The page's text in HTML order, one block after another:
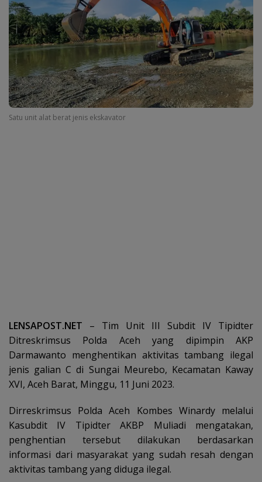
Satu unit alat berat jenis ekskavator
LENSAPOST.NET – Tim Unit III Subdit IV Tipidter
Ditreskrimsus Polda Aceh yang dipimpin AKP
Darmawanto menghentikan aktivitas tambang ilegal
jenis galian C di Sungai Meurebo, Kecamatan Kaway
XVI, Aceh Barat, Minggu, 11 Juni 2023.
Dirreskrimsus Polda Aceh Kombes Winardy melalui
Kasubdit IV Tipidter AKBP Muliadi mengatakan,
penghentian tersebut dilakukan berdasarkan
informasi dari masyarakat yang sudah resah dengan
aktivitas tambang yang diduga ilegal.